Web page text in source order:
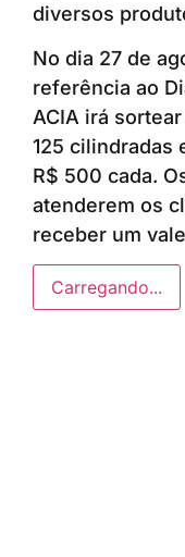
diversos
No dia 27 de
referência ao
ACIA irá
125 cilindradas
R$ 500 cada.
atenderem os
receber um
Carregando...
Anunciar